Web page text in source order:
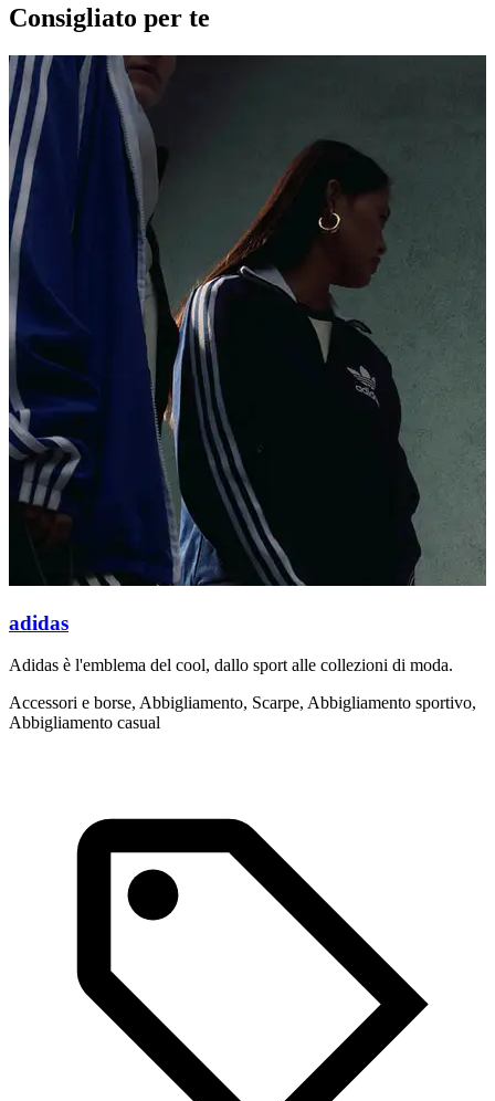
Consigliato per te
adidas
Adidas è l'emblema del cool, dallo sport alle collezioni di moda.
Accessori e borse, Abbigliamento, Scarpe, Abbigliamento sportivo,
Abbigliamento casual